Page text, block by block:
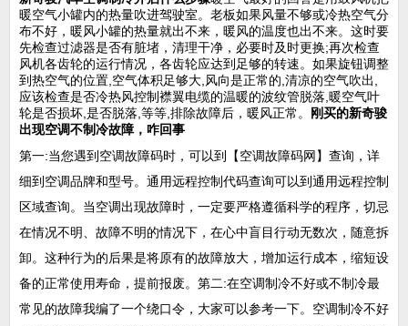
暖空气小罐内的热量吹进驾驶室。老板如果风量不够或冷热空气分
布不好，暖风小罐的热量就出不来，暖风的温度也出不来。这时要
先检查过滤器是否有脏堵，清理干净，必要时及时更换;再次检查
风机各齿轮的运行情况，各齿轮应达到足够的转速。如果旋钮调整
到热空气的位置,空气体积足够大,风向是正常的,清凉的空气吹出,
应该检查是否冷热风控制襟翼电缆的温暖的波纹管脱落,暖空气叶
轮是否损坏,是否脱落,等等,排除故障后，暖风正常。
刚买的新奇骏
出现空调不制冷故障，咋回事
第一:当您遇到空调故障码时，可以到【空调故障码网】查询，详
细到空调品牌和型号。通用远程控制代码查询可以到通用远程控制
区域查询。当空调出现故障时，一定要严格遵循科学的程序，切忌
在情况不明、故障不明的情况下，在心中盲目行动无数次，随意拆
卸。这种行为的后果是将原有的故障放大，增加运行成本，缩短设
备的正常使用寿命，提前报废。第二:在空调制冷不好或不制冷最
常见的故障我编了一个绕口令，大家可以参考一下。空调制冷不好